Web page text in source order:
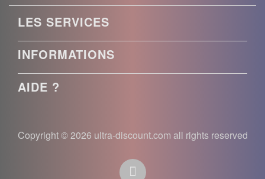
LES SERVICES
INFORMATIONS
AIDE ?
Copyright © 2026 ultra-discount.com all rights reserved